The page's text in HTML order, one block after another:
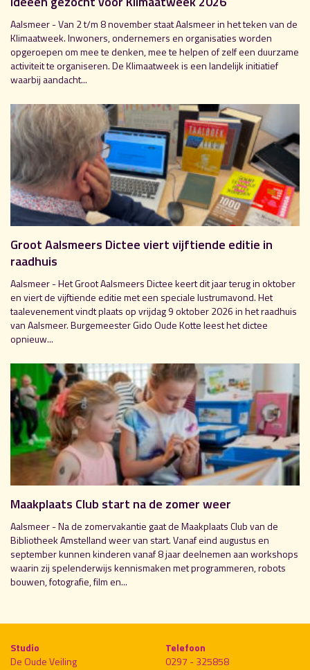
Aalsmeer - Van 2 t/m 8 november staat Aalsmeer in het teken van de
Klimaatweek. Inwoners, ondernemers en organisaties worden
opgeroepen om mee te denken, mee te helpen of zelf een duurzame
activiteit te organiseren. De Klimaatweek is een landelijk initiatief
waarbij aandacht...
Groot Aalsmeers Dictee viert vijftiende editie in
raadhuis
Aalsmeer - Het Groot Aalsmeers Dictee keert dit jaar terug in oktober
en viert de vijftiende editie met een speciale lustrumavond. Het
taalevenement vindt plaats op vrijdag 9 oktober 2026 in het raadhuis
van Aalsmeer. Burgemeester Gido Oude Kotte leest het dictee
opnieuw...
Maakplaats Club start na de zomer weer
Aalsmeer - Na de zomervakantie gaat de Maakplaats Club van de
Bibliotheek Amstelland weer van start. Vanaf eind augustus en
september kunnen kinderen vanaf 8 jaar deelnemen aan workshops
waarin zij spelenderwijs kennismaken met programmeren, robots
bouwen, fotografie, film en...
Studio
De Oude Veiling
Telefoon
0297 - 325858